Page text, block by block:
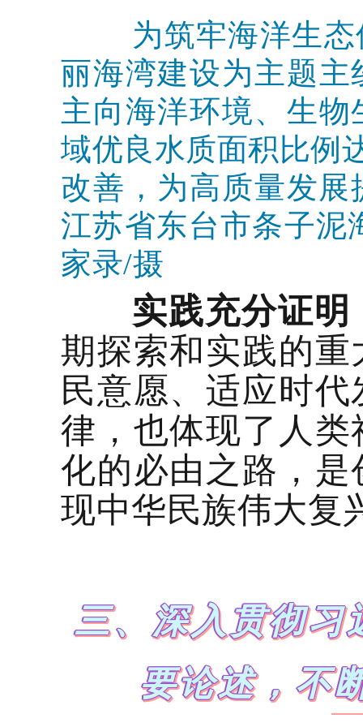
为筑牢海洋生
丽海湾建设为主题
主向海洋环境、生物
域优良水质面积比例
改善，为高质量发展
江苏省东台市条子泥
家录/摄
实践充分证明
期探索和实践的
民意愿、适应时
律，也体现了人
化的必由之路，
现中华民族伟大复
三、深入贯彻习
要论述，不